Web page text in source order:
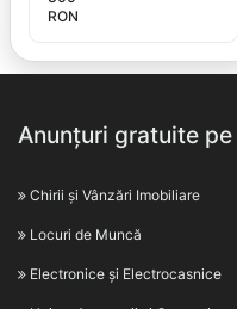
RON
Anunțuri gratuite
Chirii și Vânzări Imobiliare
Locuri de Muncă
Electronice și Electrocasnice